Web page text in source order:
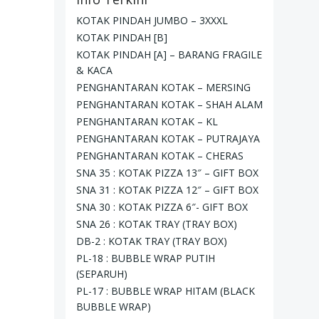
KOTAK PINDAH JUMBO – 3XXXL
KOTAK PINDAH [B]
KOTAK PINDAH [A] – BARANG FRAGILE
& KACA
PENGHANTARAN KOTAK – MERSING
PENGHANTARAN KOTAK – SHAH ALAM
PENGHANTARAN KOTAK – KL
PENGHANTARAN KOTAK – PUTRAJAYA
PENGHANTARAN KOTAK – CHERAS
SNA 35 : KOTAK PIZZA 13″ – GIFT BOX
SNA 31 : KOTAK PIZZA 12″ – GIFT BOX
SNA 30 : KOTAK PIZZA 6″- GIFT BOX
SNA 26 : KOTAK TRAY (TRAY BOX)
DB-2 : KOTAK TRAY (TRAY BOX)
PL-18 : BUBBLE WRAP PUTIH
(SEPARUH)
PL-17 : BUBBLE WRAP HITAM (BLACK
BUBBLE WRAP)